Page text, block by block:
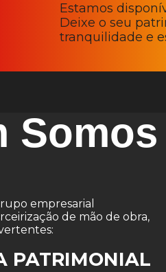
Estamos
Deixe o seu
tranquilidade e
Somos
empresarial
de mão de obra,
PATRIMONIAL